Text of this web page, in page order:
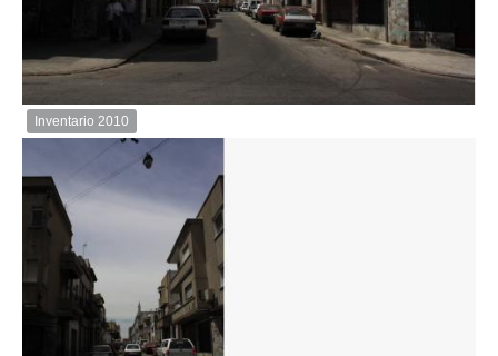
Inventario
Descargar
imagen
original
Inventario 2010